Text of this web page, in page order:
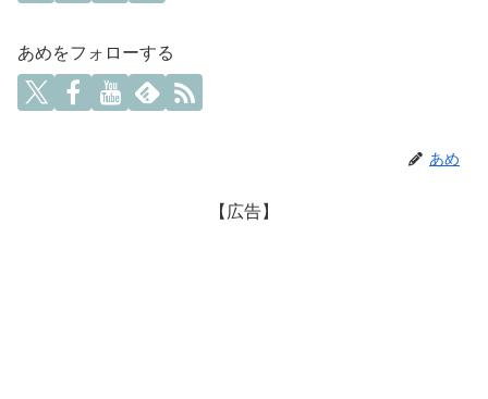
あめをフォローする
あめ
【広告】